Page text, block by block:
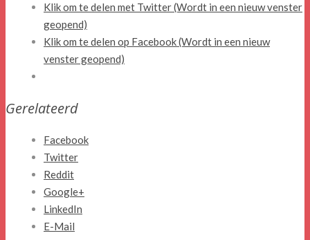
Klik om te delen met Twitter (Wordt in een nieuw venster
geopend)
Klik om te delen op Facebook (Wordt in een nieuw
venster geopend)
Gerelateerd
Facebook
Twitter
Reddit
Google+
LinkedIn
E-Mail